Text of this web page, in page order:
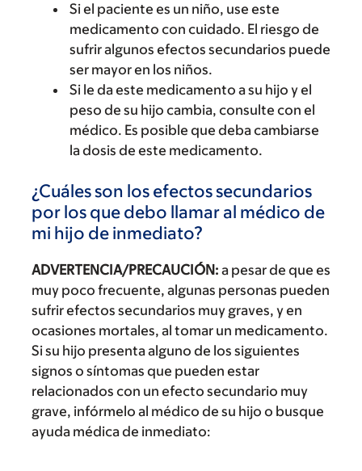
Si el paciente es un niño, use este
medicamento con cuidado. El riesgo de
sufrir algunos efectos secundarios puede
ser mayor en los niños.
Si le da este medicamento a su hijo y el
peso de su hijo cambia, consulte con el
médico. Es posible que deba cambiarse
la dosis de este medicamento.
¿Cuáles son los efectos secundarios
por los que debo llamar al médico de
mi hijo de inmediato?
ADVERTENCIA/PRECAUCIÓN: a pesar de que es
muy poco frecuente, algunas personas pueden
sufrir efectos secundarios muy graves, y en
ocasiones mortales, al tomar un medicamento.
Si su hijo presenta alguno de los siguientes
signos o síntomas que pueden estar
relacionados con un efecto secundario muy
grave, infórmelo al médico de su hijo o busque
ayuda médica de inmediato: